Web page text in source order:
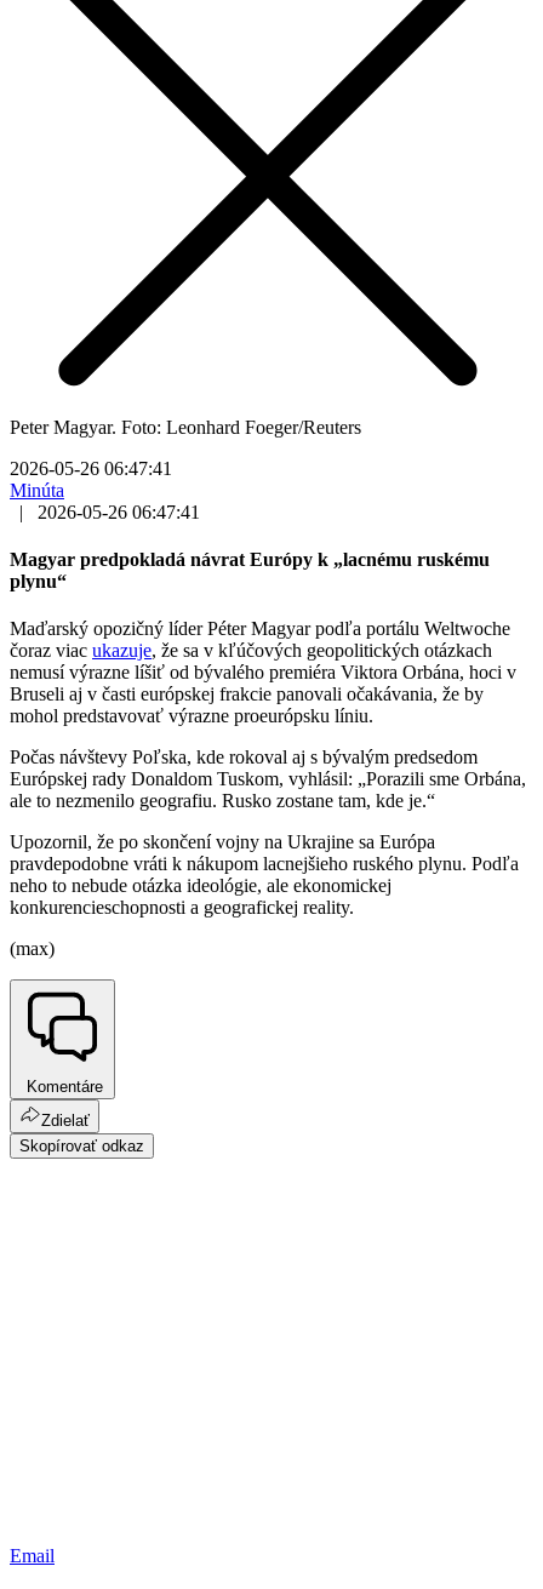
Peter Magyar. Foto: Leonhard Foeger/Reuters
2026-05-26 06:47:41
Minúta
|
2026-05-26 06:47:41
Magyar predpokladá návrat Európy k „lacnému ruskému
plynu“
Maďarský opozičný líder Péter Magyar podľa portálu Weltwoche
čoraz viac ukazuje, že sa v kľúčových geopolitických otázkach
nemusí výrazne líšiť od bývalého premiéra Viktora Orbána, hoci v
Bruseli aj v časti európskej frakcie panovali očakávania, že by
mohol predstavovať výrazne proeurópsku líniu.
Počas návštevy Poľska, kde rokoval aj s bývalým predsedom
Európskej rady Donaldom Tuskom, vyhlásil: „Porazili sme Orbána,
ale to nezmenilo geografiu. Rusko zostane tam, kde je.“
Upozornil, že po skončení vojny na Ukrajine sa Európa
pravdepodobne vráti k nákupom lacnejšieho ruského plynu. Podľa
neho to nebude otázka ideológie, ale ekonomickej
konkurencieschopnosti a geografickej reality.
(max)
Komentáre
Zdielať
Skopírovať odkaz
Email